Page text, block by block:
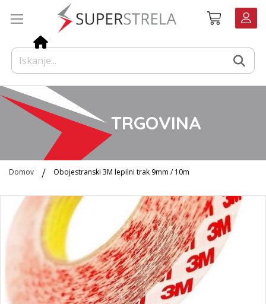
Košarica
TRGOVINA
Domov Obojestranski 3M lepilni trak 9mm / 10m
Preskoči